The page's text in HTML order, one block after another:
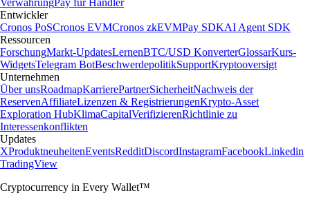
VerwahrungPay für Händler
Entwickler
Cronos PoSCronos EVMCronos zkEVMPay SDKAI Agent SDK
Ressourcen
ForschungMarkt-UpdatesLernenBTC/USD KonverterGlossarKurs-
WidgetsTelegram BotBeschwerdepolitikSupportKryptooversigt
Unternehmen
Über unsRoadmapKarrierePartnerSicherheitNachweis der
ReservenAffiliateLizenzen & RegistrierungenKrypto-Asset
Exploration HubKlimaCapitalVerifizierenRichtlinie zu
Interessenkonflikten
Updates
XProduktneuheitenEventsRedditDiscordInstagramFacebookLinkedin
TradingView
Cryptocurrency in Every Wallet™